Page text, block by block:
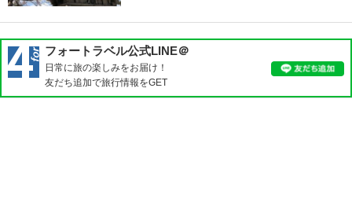
フォートラベル公式LINE＠
日常に旅の楽しみをお届け！
友だち追加で旅行情報をGET